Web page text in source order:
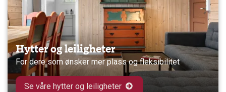
Hytter og leiligheter
For dere som ønsker mer plass og fleksibilitet
Se våre hytter og leiligheter